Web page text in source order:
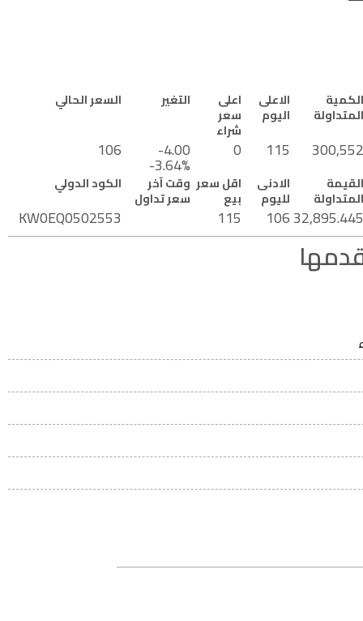
السعر الحالي التغير اعلى
سعر
شراء
الاعلى
اليوم
الكمية
المتداولة
106 -4.00
-3.64%
0 115 300,552
الكود الدولي وقت آخر
سعر تداول
اقل سعر
بيع
الادنى
لليوم
القيمة
المتداولة
KW0EQ0502553 115 10632,895.445